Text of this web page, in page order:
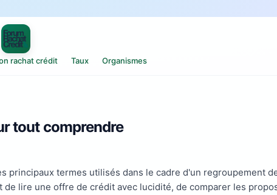
rachat crédit Taux Organismes
tout comprendre
principaux termes utilisés dans le cadre d'un regroupement
de lire une offre de crédit avec lucidité, de comparer les